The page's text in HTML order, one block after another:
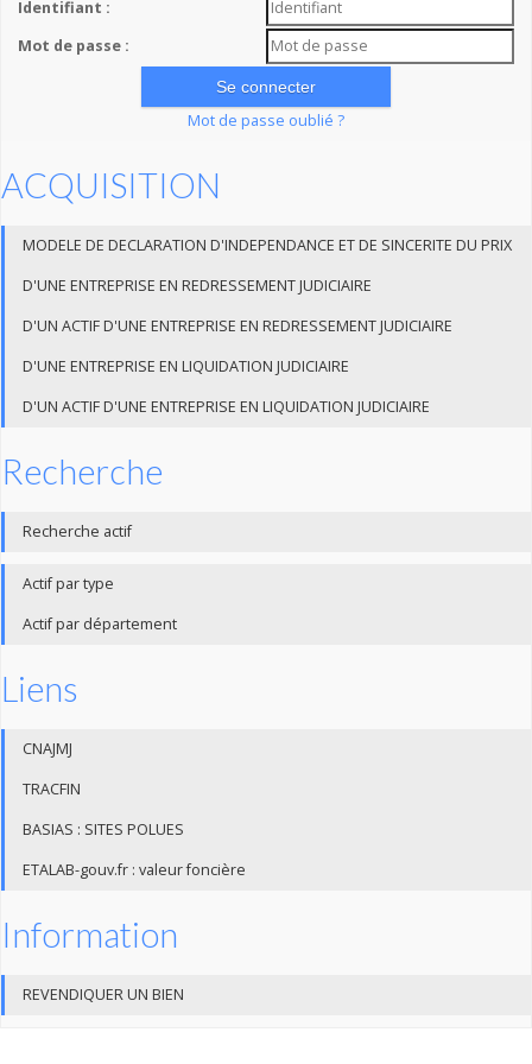
Identifiant :
Mot de passe :
Mot de passe oublié ?
ACQUISITION
MODELE DE DECLARATION D'INDEPENDANCE ET DE SINCERITE DU PRIX
D'UNE ENTREPRISE EN REDRESSEMENT JUDICIAIRE
D'UN ACTIF D'UNE ENTREPRISE EN REDRESSEMENT JUDICIAIRE
D'UNE ENTREPRISE EN LIQUIDATION JUDICIAIRE
D'UN ACTIF D'UNE ENTREPRISE EN LIQUIDATION JUDICIAIRE
Recherche
Recherche actif
Actif par type
Actif par département
Liens
CNAJMJ
TRACFIN
BASIAS : SITES POLUES
ETALAB-gouv.fr : valeur foncière
Information
REVENDIQUER UN BIEN